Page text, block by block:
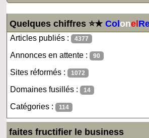
Quelques chiffres ⭐★Colonel
Articles publiés : 4377
Annonces en attente : 90
Sites réformés : 1072
Domaines fusillés : 14
Catégories : 114
faites fructifier le business